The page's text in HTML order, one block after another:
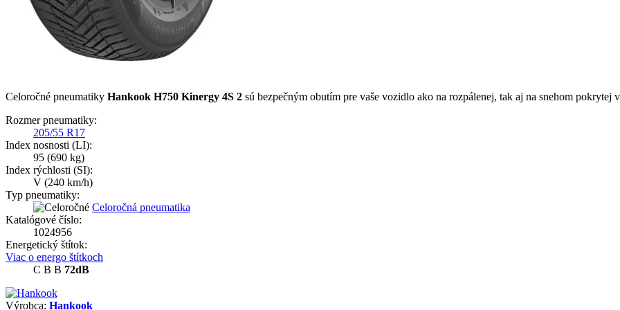
Celoročné pneumatiky Hankook H750 Kinergy 4S 2 sú bezpečným obutím pre vaše vozidlo ako na rozpálenej, tak aj na snehom pokrytej
Rozmer pneumatiky:
205/55 R17
Index nosnosti (LI):
95 (690 kg)
Index rýchlosti (SI):
V (240 km/h)
Typ pneumatiky:
Celoročná pneumatika
Katalógové číslo:
1024956
Energetický štítok:
Viac o energo štítkoch
C B B 72dB
Výrobca: Hankook